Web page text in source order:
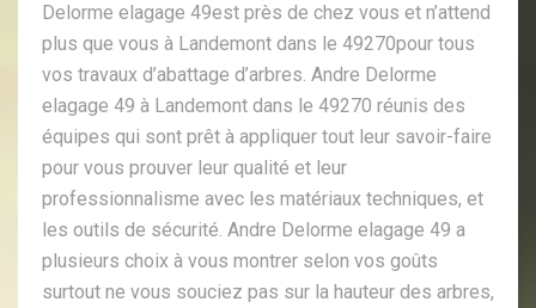
Delorme elagage 49est près de chez vous et n’attend
plus que vous à Landemont dans le 49270pour tous
vos travaux d’abattage d’arbres. Andre Delorme
elagage 49 à Landemont dans le 49270 réunis des
équipes qui sont prêt à appliquer tout leur savoir-faire
pour vous prouver leur qualité et leur
professionnalisme avec les matériaux techniques, et
les outils de sécurité. Andre Delorme elagage 49 a
plusieurs choix à vous montrer selon vos goûts
surtout ne vous souciez pas sur la hauteur des arbres,